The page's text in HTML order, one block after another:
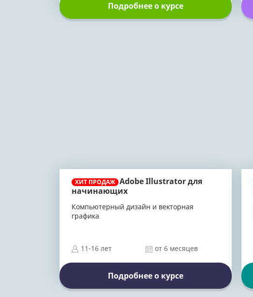
Подробнее о курсе
ХИТ ПРОДАЖ Adobe Illustrator для
начинающих
Компьютерный дизайн и векторная
графика
11-16 лет от 6 месяцев
Подробнее о курсе